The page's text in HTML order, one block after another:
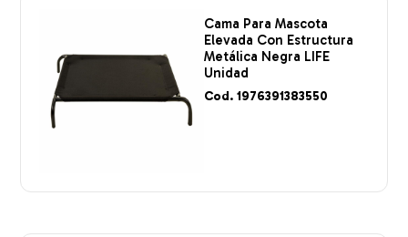
Cama Para Mascota
Elevada Con Estructura
Metálica Negra LIFE
Unidad
Cod. 1976391383550